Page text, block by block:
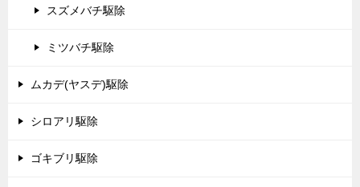
スズメバチ駆除
ミツバチ駆除
ムカデ(ヤスデ)駆除
シロアリ駆除
ゴキブリ駆除